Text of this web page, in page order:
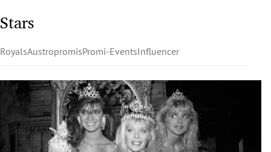
Stars
RoyalsAustropromisPromi-EventsInfluencer